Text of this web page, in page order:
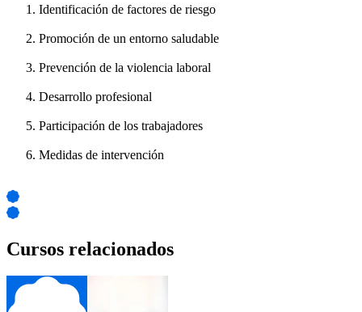
Identificación de factores de riesgo
Promoción de un entorno saludable
Prevención de la violencia laboral
Desarrollo profesional
Participación de los trabajadores
Medidas de intervención
Cursos relacionados